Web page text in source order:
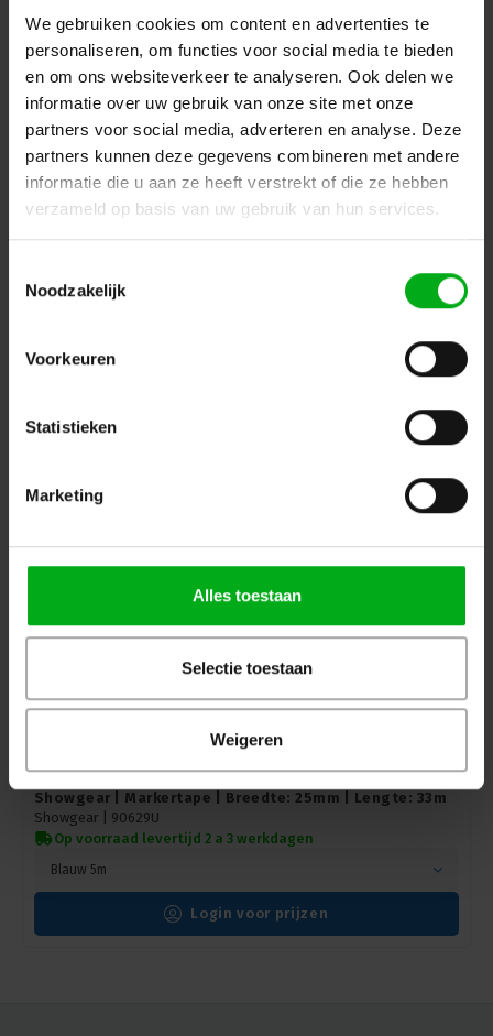
We gebruiken cookies om content en advertenties te
personaliseren, om functies voor social media te bieden
en om ons websiteverkeer te analyseren. Ook delen we
informatie over uw gebruik van onze site met onze
partners voor social media, adverteren en analyse. Deze
partners kunnen deze gegevens combineren met andere
informatie die u aan ze heeft verstrekt of die ze hebben
verzameld op basis van uw gebruik van hun services.
Noodzakelijk
Voorkeuren
Statistieken
Marketing
Alles toestaan
Selectie toestaan
Weigeren
Advance | 50-33 | AT8H | PVC- tape | Rol kleur: Rood-Wit
Advance |72208707
Showgear | Markertape | Breedte: 25mm | Lengte: 33m
Showgear | 90629U
Op voorraad levertijd 2 a 3 werkdagen
Blauw 5m
Login voor prijzen